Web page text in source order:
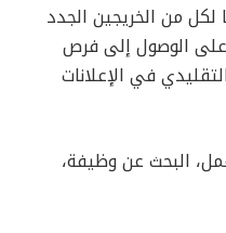
من الخريجين الجدد
الوصول إلى فرص
في الإعلانات
البحث عن وظيفة،